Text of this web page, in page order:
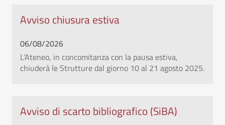
Avviso chiusura estiva
06/08/2026
L’Ateneo, in concomitanza con la pausa estiva,
chiuderà le Strutture dal giorno 10 al 21 agosto 2025.
Avviso di scarto bibliografico (SiBA)